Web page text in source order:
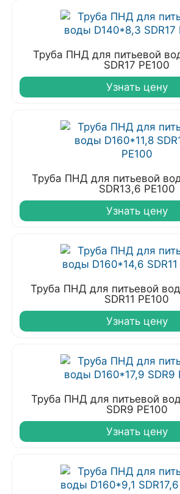
Труба ПНД для питьевой
SDR17 PE100
Узнать цену
Труба ПНД для питьевой
SDR13,6 PE100
Узнать цену
Труба ПНД для питьевой
SDR11 PE100
Узнать цену
Труба ПНД для питьевой
SDR9 PE100
Узнать цену